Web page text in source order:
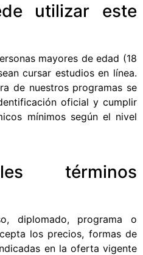
utilizar este
mayores de edad (18
cursar estudios en línea.
de nuestros programas se
oficial y cumplir
mínimos según el nivel
términos
diplomado, programa o
los precios, formas de
en la oferta vigente